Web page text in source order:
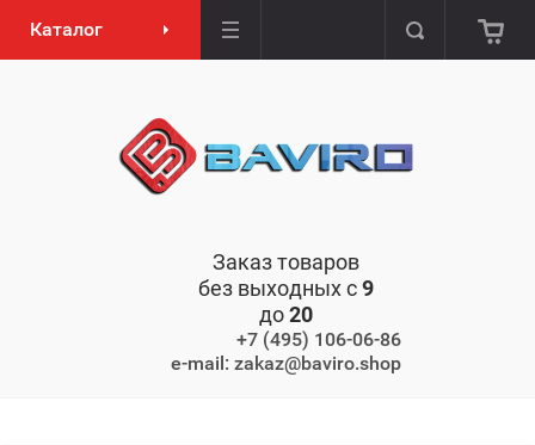
Каталог
Заказ товаров
без выходных с9
до20
+7 (495) 106-06-86
e-mail: zakaz@baviro.shop